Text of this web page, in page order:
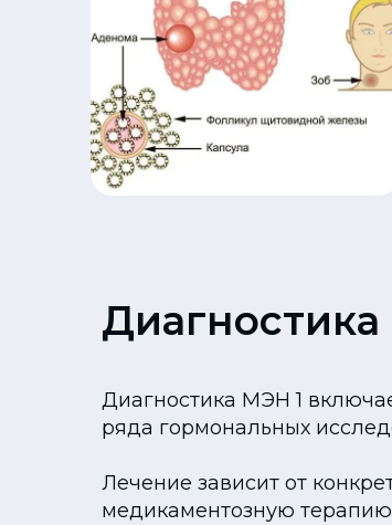
Диагностика МЭН 1
ряда гормональных
Лечение зависит от
медикаментозную